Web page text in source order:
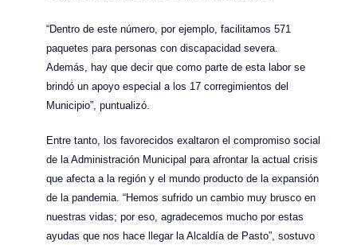
“Dentro de este número, por ejemplo, facilitamos 571
paquetes para personas con discapacidad severa.
Además, hay que decir que como parte de esta labor se
brindó un apoyo especial a los 17 corregimientos del
Municipio”, puntualizó.
Entre tanto, los favorecidos exaltaron el compromiso social
de la Administración Municipal para afrontar la actual crisis
que afecta a la región y el mundo producto de la expansión
de la pandemia. “Hemos sufrido un cambio muy brusco en
nuestras vidas; por eso, agradecemos mucho por estas
ayudas que nos hace llegar la Alcaldía de Pasto”, sostuvo